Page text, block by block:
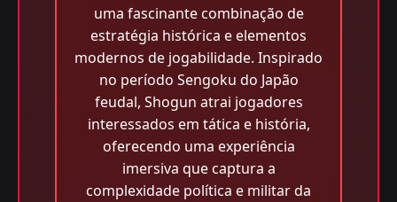
uma fascinante combinação de
estratégia histórica e elementos
modernos de jogabilidade. Inspirado
no período Sengoku do Japão
feudal, Shogun atrai jogadores
interessados em tática e história,
oferecendo uma experiência
imersiva que captura a
complexidade política e militar da